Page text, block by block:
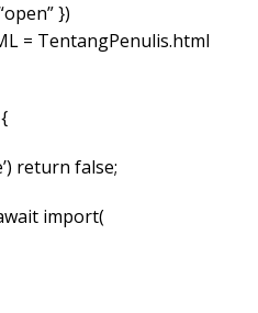
})
= TentangPenulis.html
return false;
import(